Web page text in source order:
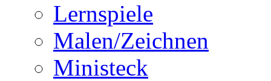
Lernspiele
Malen/Zeichnen
Ministeck